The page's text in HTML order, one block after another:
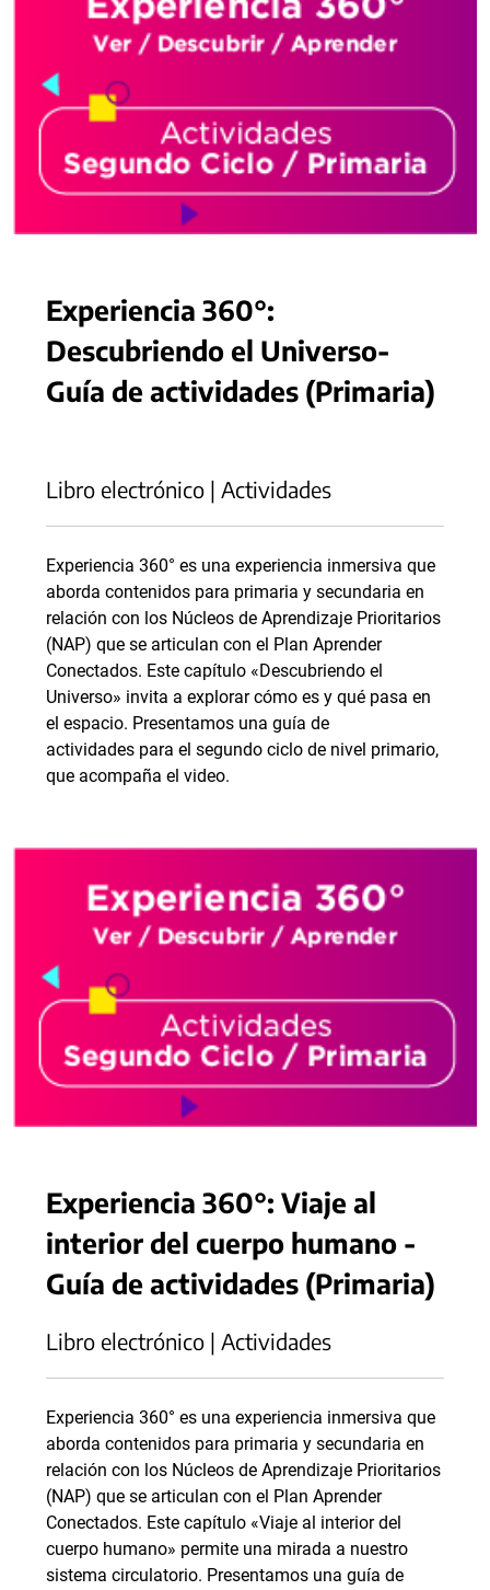
Experiencia 360°:
Descubriendo el Universo-
Guía de actividades (Primaria)
Libro electrónico | Actividades
Experiencia 360° es una experiencia inmersiva que
aborda contenidos para primaria y secundaria en
relación con los Núcleos de Aprendizaje Prioritarios
(NAP) que se articulan con el Plan Aprender
Conectados. Este capítulo «Descubriendo el
Universo» invita a explorar cómo es y qué pasa en
el espacio. Presentamos una guía de
actividades para el segundo ciclo de nivel primario,
que acompaña el video.
Experiencia 360°: Viaje al
interior del cuerpo humano -
Guía de actividades (Primaria)
Libro electrónico | Actividades
Experiencia 360° es una experiencia inmersiva que
aborda contenidos para primaria y secundaria en
relación con los Núcleos de Aprendizaje Prioritarios
(NAP) que se articulan con el Plan Aprender
Conectados. Este capítulo «Viaje al interior del
cuerpo humano» permite una mirada a nuestro
sistema circulatorio. Presentamos una guía de